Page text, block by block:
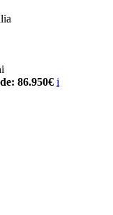
86.950€ i